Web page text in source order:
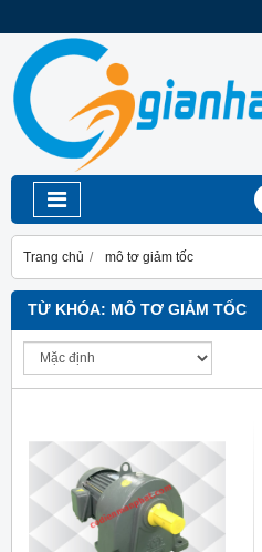
Trang chủ mô tơ giảm tốc
TỪ KHÓA: MÔ TƠ GIẢM TỐC